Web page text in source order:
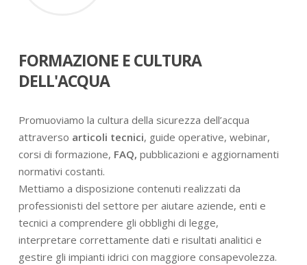
FORMAZIONE E CULTURA
DELL'ACQUA
Promuoviamo la cultura della sicurezza dell’acqua
attraverso articoli tecnici, guide operative, webinar,
corsi di formazione, FAQ, pubblicazioni e aggiornamenti
normativi costanti.
Mettiamo a disposizione contenuti realizzati da
professionisti del settore per aiutare aziende, enti e
tecnici a comprendere gli obblighi di legge,
interpretare correttamente dati e risultati analitici e
gestire gli impianti idrici con maggiore consapevolezza.